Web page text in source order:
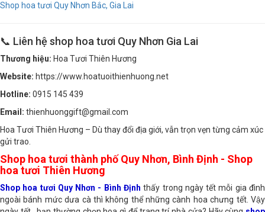
Shop hoa tươi Quy Nhơn Bắc, Gia Lai
📞 Liên hệ shop hoa tươi Quy Nhơn Gia Lai
Thương hiệu:
Hoa Tươi Thiên Hương
https://www.hoatuoithienhuong.net
thienhuonggift@gmail.com
Hoa Tươi Thiên Hương – Dù thay đổi địa giới, vẫn trọn vẹn từng cảm xúc
gửi trao.
Shop hoa tươi thành phố Quy Nhơn, Bình Định - Shop
hoa tươi Thiên Hương
Shop hoa tươi Quy Nhơn - Bình Địnhthấy trong ngày tết mỗi gia đình
ngoài bánh mức dưa cà thì không thể những cành hoa chưng tết. Vậy